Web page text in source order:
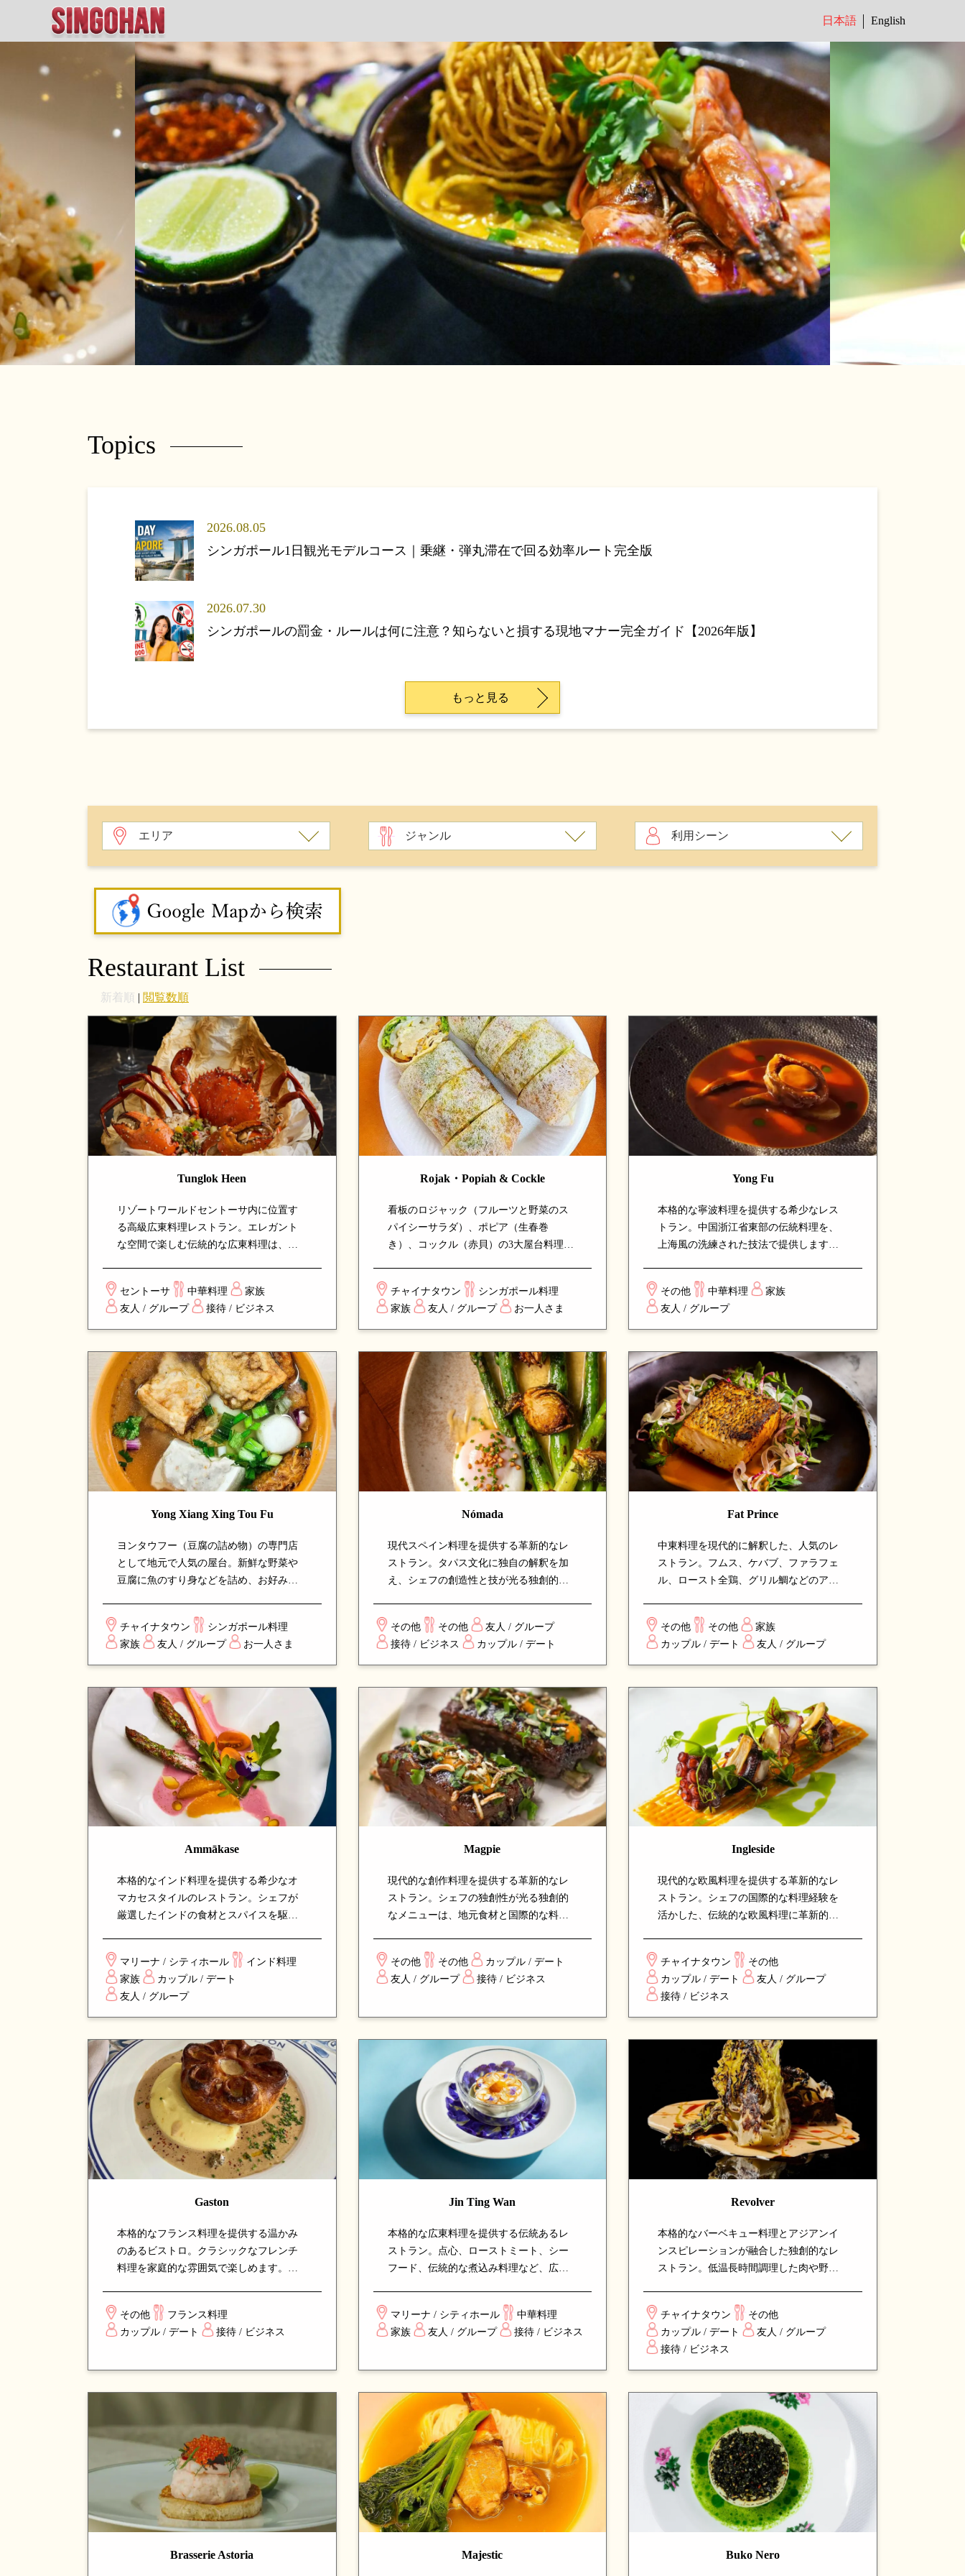
English
日本語
Topics
2026.08.05
シンガポール1日観光モデルコース｜乗継・弾丸滞在で回る効率ルート完全版
2026.07.30
シンガポールの罰金・ルールは何に注意？知らないと損する現地マナー完全ガイド【2026年版】
もっと見る
Restaurant List
新着順 | 閲覧数順
Tunglok Heen
リゾートワールドセントーサ内に位置す
る高級広東料理レストラン。エレガント
な空間で楽しむ伝統的な広東料理は、点
く揃います。家族の集まりやビジネスダ
イニングに最適で、上質なサービスと安
定した品質で長年シンガポールで支持さ
れる名店です。
セントーサ 中華料理
家族
友人 / グループ
接待 / ビジネス
Rojak・Popiah & Cockle
看板のロジャック（フルーツと野菜のス
パイシーサラダ）、ポピア（生春巻
き）、コックル（赤貝）の3大屋台料理を
食材と本格的な味付けで仕上げる一品揃
いは、シンガポールの代表的な屋台料理
を一度に体験できる、地元定番のスポッ
トです。
チャイナタウン
シンガポール料理
家族
友人 / グループ お一人さま
Yong Fu
本格的な寧波料理を提供する希少なレス
トラン。中国浙江省東部の伝統料理を、
上海風の洗練された技法で提供します。
理ならではの繊細な味付けと深いコクが
魅力。シンガポールで珍しい寧波料理を
本格的に楽しめる、注目の専門店です。
その他 中華料理
家族
友人 / グループ
Yong Xiang Xing Tou Fu
ヨンタウフー（豆腐の詰め物）の専門店
として地元で人気の屋台。新鮮な野菜や
豆腐に魚のすり身などを詰め、お好みで
シンガポールの伝統的な客家料理を本格
的に味わえる、長年地元客に支持され続
ける温かみのあるホーカーストールで
す。
チャイナタウン
シンガポール料理
家族
友人 / グループ お一人さま
Nómada
現代スペイン料理を提供する革新的なレ
ストラン。タパス文化に独自の解釈を加
え、シェフの創造性と技が光る独創的な
の伝統技法を組み合わせ、シェアスタイ
ルで楽しめる料理の数々は、新しい味の
発見と楽しい食事体験を求める方に最適
です。
その他 その他
友人 / グループ
接待 / ビジネス
カップル / デート
Fat Prince
中東料理を現代的に解釈した、人気のレ
ストラン。フムス、ケバブ、ファラフェ
ル、ロースト全鶏、グリル鯛などのアラ
加えています。「Feed Me」コースで料理
人にお任せもでき、地中海の温かみとモ
ダンな雰囲気を味わえる注目の名店で
す。
その他 その他
家族
カップル / デート
友人 / グループ
Ammākase
本格的なインド料理を提供する希少なオ
マカセスタイルのレストラン。シェフが
厳選したインドの食材とスパイスを駆使
一皿が並びます。伝統的なインド料理に
革新的なアプローチを加え、シンガポー
ルでインド料理の新しい姿を体験できる
注目の名店です。
マリーナ / シティホール
インド料理
家族
カップル / デート
友人 / グループ
Magpie
現代的な創作料理を提供する革新的なレ
ストラン。シェフの独創性が光る独創的
なメニューは、地元食材と国際的な料理
エレガントな空間で楽しむ、新しい味の
発見と贅沢な体験を求める食通から高い
評価を得ている、注目のダイニングスポ
その他 その他
カップル / デート
友人 / グループ
接待 / ビジネス
Ingleside
現代的な欧風料理を提供する革新的なレ
ストラン。シェフの国際的な料理経験を
活かした、伝統的な欧風料理に革新的な
特徴。エレガントな空間で楽しむ、洗練
されたダイニング体験を求める食通から
高い評価を得ているスポットです。
チャイナタウン
その他
カップル / デート
友人 / グループ
接待 / ビジネス
Gaston
本格的なフランス料理を提供する温かみ
のあるビストロ。クラシックなフレンチ
料理を家庭的な雰囲気で楽しめます。シ
なワインリストが魅力。カジュアルなデ
ィナーや友人との集まりに最適な、シン
ガポールで人気のフレンチビストロで
その他
フランス料理
カップル / デート
接待 / ビジネス
Jin Ting Wan
本格的な広東料理を提供する伝統あるレ
ストラン。点心、ローストミート、シー
フード、伝統的な煮込み料理など、広東
す。落ち着いた雰囲気の中、家族や友人
との集まり、ビジネスダイニングに最適
な、安定した品質と味で長年支持される
マリーナ / シティホール
中華料理
家族
友人 / グループ 接待 / ビジネス
Revolver
本格的なバーベキュー料理とアジアンイ
ンスピレーションが融合した独創的なレ
ストラン。低温長時間調理した肉や野菜
確かな技と創造性が光ります。バー併設
で、カクテルやワインとともに楽しめ
る、新しいダイニング体験を提供する人
気店です。
チャイナタウン
その他
カップル / デート
友人 / グループ
接待 / ビジネス
Brasserie Astoria Majestic Buko Nero